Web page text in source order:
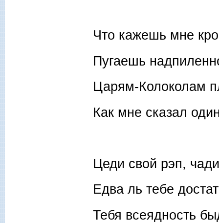
Что кажешь мне
Пугаешь
Царям-Колоколам
Как мне сказал
Цеди свой рэп,
Едва ль тебе
Тебя всеядность